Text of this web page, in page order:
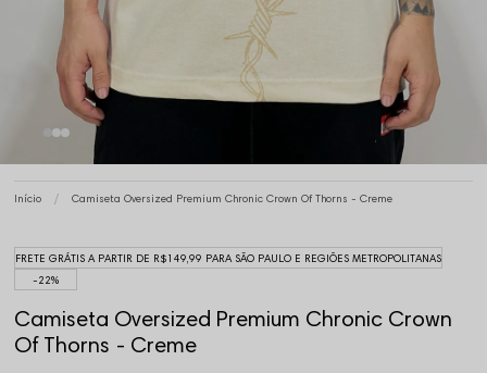
Início Camiseta Oversized Premium Chronic Crown Of Thorns - Creme
FRETE GRÁTIS A PARTIR DE R$149,99 PARA SÃO PAULO E REGIÕES METROPOLITANAS
22%
Camiseta Oversized Premium Chronic Crown
Of Thorns - Creme